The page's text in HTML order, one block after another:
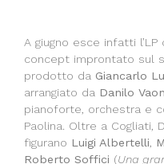
A giugno esce infatti
concept improntato sul
prodotto da Giancarlo
arrangiato da Danilo
pianoforte, orchestra e
Paolina. Oltre a Cogliati,
figurano Luigi Albertelli,
Roberto Soffici (Una